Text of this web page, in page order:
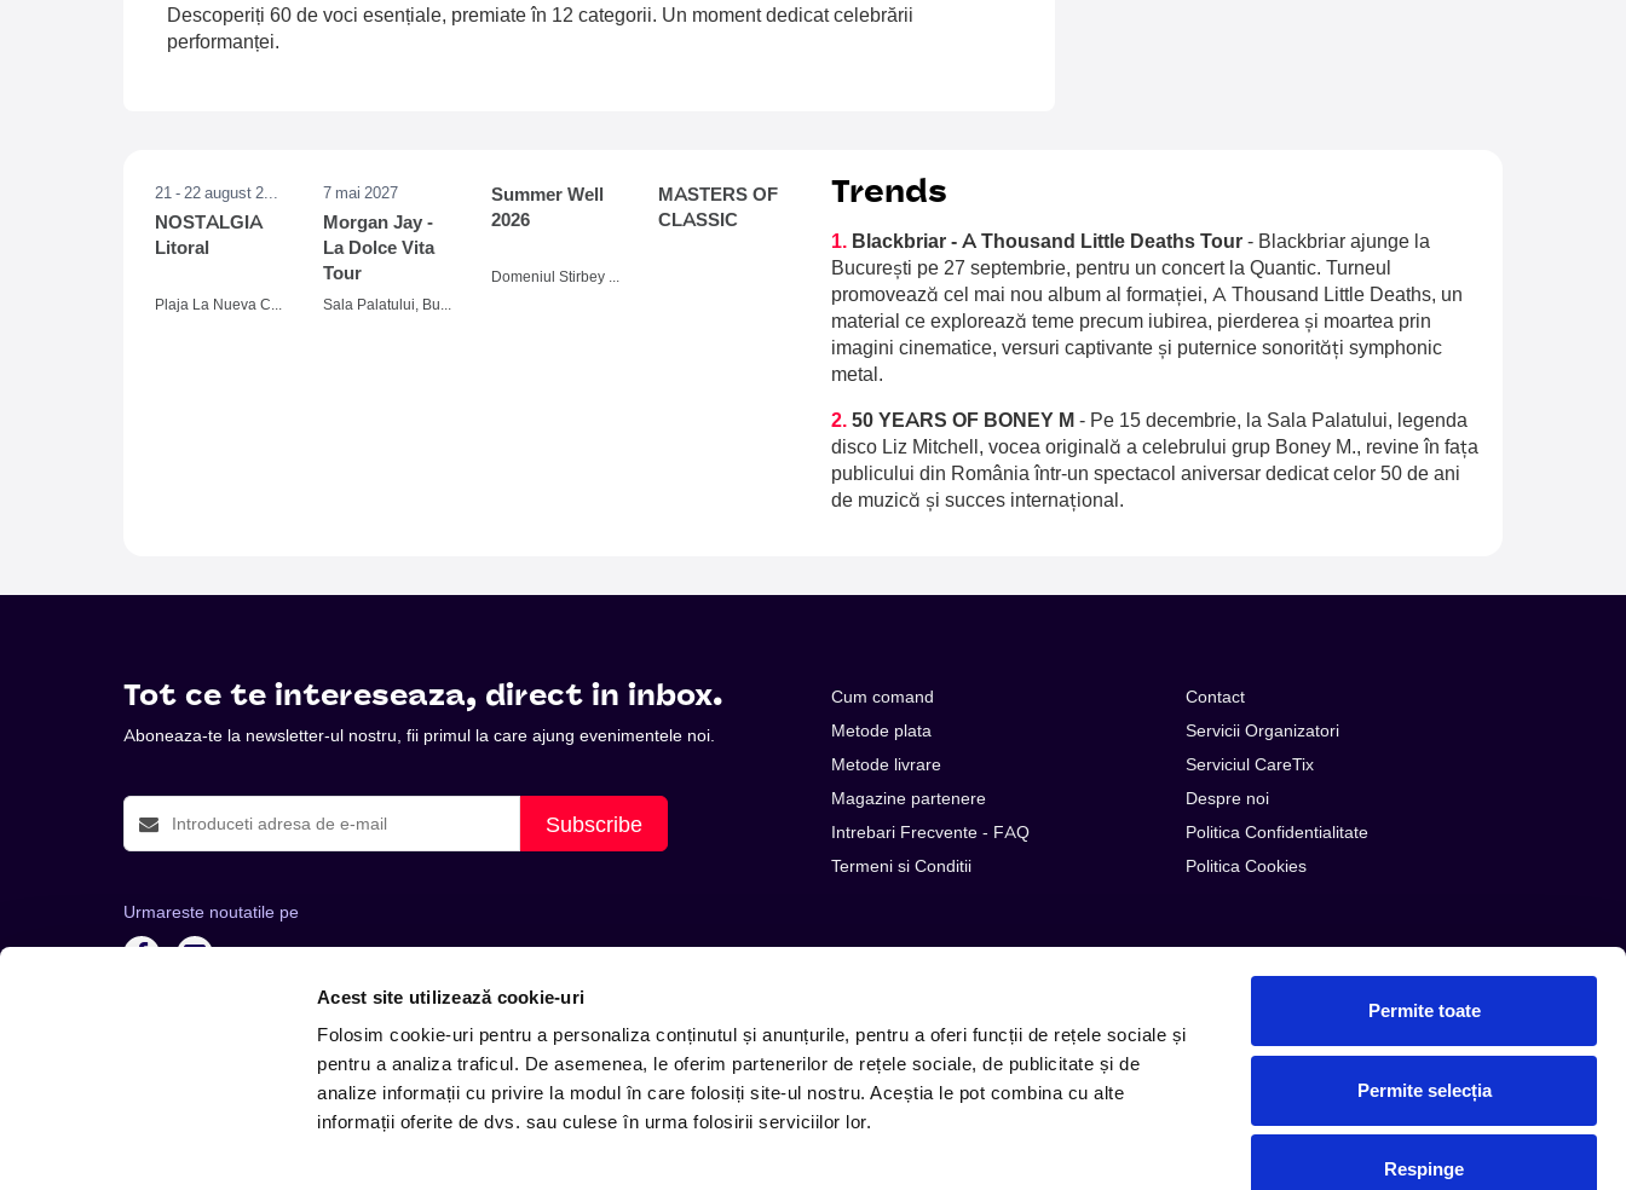
Acest site utilizează cookie-uri
Folosim cookie-uri pentru a personaliza conținutul și anunțurile, pentru a oferi funcții de rețele sociale și
pentru a analiza traficul. De asemenea, le oferim partenerilor de rețele sociale, de publicitate și de
analize informații cu privire la modul în care folosiți site-ul nostru. Aceștia le pot combina cu alte
informații oferite de dvs. sau culese în urma folosirii serviciilor lor.
Permite toate
Permite selecția
Respinge
Descoperiți 60 de voci esențiale, premiate în 12 categorii. Un moment dedicat celebrării
performanței.
NOSTALGIA
Litoral
7 mai 2027
Morgan Jay -
La Dolce Vita
Tour
Summer Well
2026
MASTERS OF
CLASSIC
Trends
1. Blackbriar - A Thousand Little Deaths Tour - Blackbriar ajunge la
București pe 27 septembrie, pentru un concert la Quantic. Turneul
promovează cel mai nou album al formației, A Thousand Little Deaths, un
material ce explorează teme precum iubirea, pierderea și moartea prin
imagini cinematice, versuri captivante și puternice sonorități symphonic
metal.
2. 50 YEARS OF BONEY M - Pe 15 decembrie, la Sala Palatului, legenda
disco Liz Mitchell, vocea originală a celebrului grup Boney M., revine în fața
publicului din România într-un spectacol aniversar dedicat celor 50 de ani
de muzică și succes internațional.
Tot ce te intereseaza, direct in inbox.
Aboneaza-te la newsletter-ul nostru, fii primul la care ajung evenimentele noi.
Subscribe
Urmareste noutatile pe
Cum comand
Metode plata
Metode livrare
Magazine partenere
Intrebari Frecvente - FAQ
Termeni si Conditii
Contact
Servicii Organizatori
Serviciul CareTix
Despre noi
Politica Confidentialitate
Politica Cookies
Telefon: +4 0748 110 111 (Luni - Vineri 12.00-16.00) | E-mail: contact@entertix.ro © Copyright 2026 PLG ROMANIA